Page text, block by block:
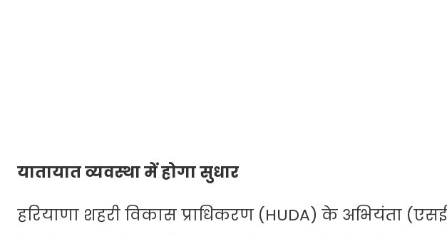
यातायात व्यवस्था में होगा सुधार
हरियाणा शहरी विकास प्राधिकरण (HUDA) के अभियंता